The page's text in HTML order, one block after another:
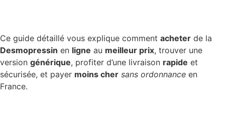
Ce guide détaillé vous explique comment acheter de la
Desmopressin en ligne au meilleur prix, trouver une
version générique, profiter d’une livraison rapide et
sécurisée, et payer moins cher sans ordonnance en
France.